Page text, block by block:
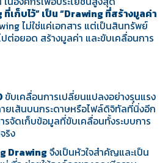
เก็บไว้” เป็น “Drawing ที่สร้างมูลค่า
ไม่ใช่แค่เอกสาร แต่เป็นสินทรัพย์
ต่อยอด สร้างมูลค่า และขับเคลื่อนการ
ขับเคลื่อนการเปลี่ยนแปลงอย่างรุนแรง
ายเส้นบนกระดาษหรือไฟล์ดิจิทัลที่นิ่งอีก
รจัดเก็บข้อมูลที่ขับเคลื่อนทั้งระบบการ
ริง
Drawing จึงเป็นหัวใจสำคัญและเป็น